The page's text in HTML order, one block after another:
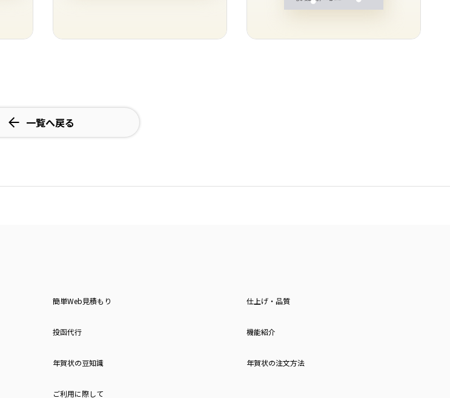
一覧へ戻る
簡単Web見積もり 仕上げ・品質
投函代行 機能紹介
年賀状の豆知識 年賀状の注文方法
ご利用に際して